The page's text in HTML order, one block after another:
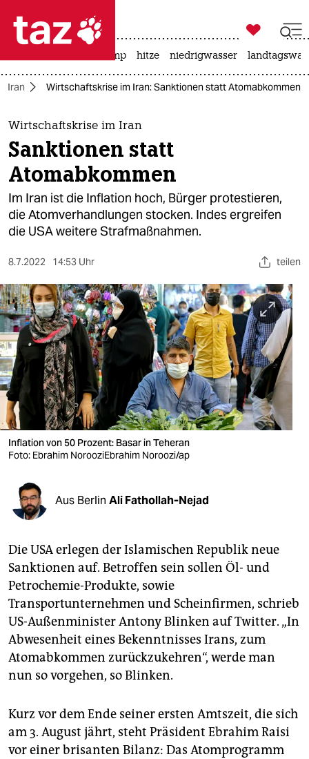
 taz zahl ich
taz zahl ich
themen
politik
öko
gesellschaft
sport
berlin
nord
wahrheit
verlag
verlag
veranstaltungen
shop
fragen & hilfe
unterstützen
abo
epaper login

taz zahl ich
usa unter trump hitze niedrigwasser
Iran Wirtschaftskrise im Iran: Sanktionen statt Atomabkommen
Wirtschaftskrise im Iran
Sanktionen statt
Atomabkommen
Im Iran ist die Inflation hoch, Bürger protestieren,
die Atomverhandlungen stocken. Indes ergreifen
die USA weitere Strafmaßnahmen.
8.7.2022 14:53 Uhr teilen
Inflation von 50 Prozent: Basar in Teheran
Foto: Ebrahim NorooziEbrahim Noroozi/ap
Aus Berlin Ali Fathollah-Nejad
Die USA erlegen der Islamischen Republik neue
Sanktionen auf. Betroffen sein sollen Öl- und
Petrochemie-Produkte, sowie
Transportunternehmen und Scheinfirmen, schrieb
US-Außenminister Antony Blinken auf Twitter. „In
Abwesenheit eines Bekenntnisses Irans, zum
Atomabkommen zurückzukehren“, werde man
nun so vorgehen, so Blinken.
Kurz vor dem Ende seiner ersten Amtszeit, die sich
am 3. August jährt, steht Präsident Ebrahim Raisi
vor einer brisanten Bilanz: Das Atomprogramm